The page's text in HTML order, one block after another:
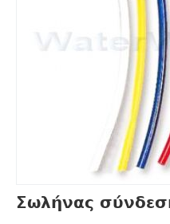
Σωλήνας